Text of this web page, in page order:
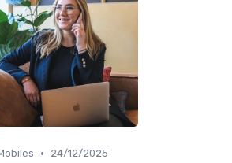
• 24/12/2025